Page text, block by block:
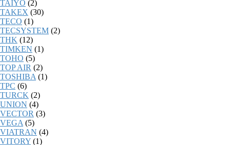
TAIYO (2)
TAKEX (30)
TECO (1)
TECSYSTEM (2)
THK (12)
TIMKEN (1)
TOHO (5)
TOP AIR (2)
TOSHIBA (1)
TPC (6)
TURCK (2)
UNION (4)
VECTOR (3)
VEGA (5)
VIATRAN (4)
VITORY (1)